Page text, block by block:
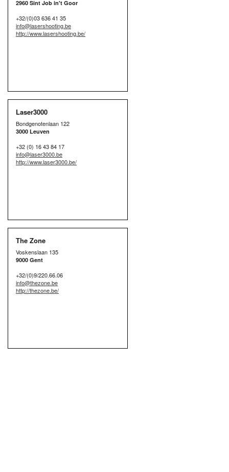
2960 Sint Job in't Goor
+32/(0)03 636 41 35
info@lasershooting.be
http://www.lasershooting.be/
Laser3000
Bondgenotenlaan 122
3000 Leuven
+32 (0) 16 43 84 17
info@laser3000.be
http://www.laser3000.be/
The Zone
Voskenslaan 135
9000 Gent
+32/(0)9/220.66.06
info@thezone.be
http://thezone.be/